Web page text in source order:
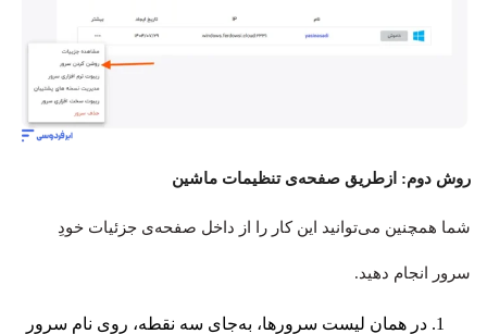
روش دوم: ازطریق صفحه‌ی تنظیمات ماشین
شما همچنین می‌توانید این کار را از داخل صفحه‌ی جزئیات خودِ
سرور انجام دهید.
در همان لیست سرورها، به‌جای سه نقطه، روی نام سرور